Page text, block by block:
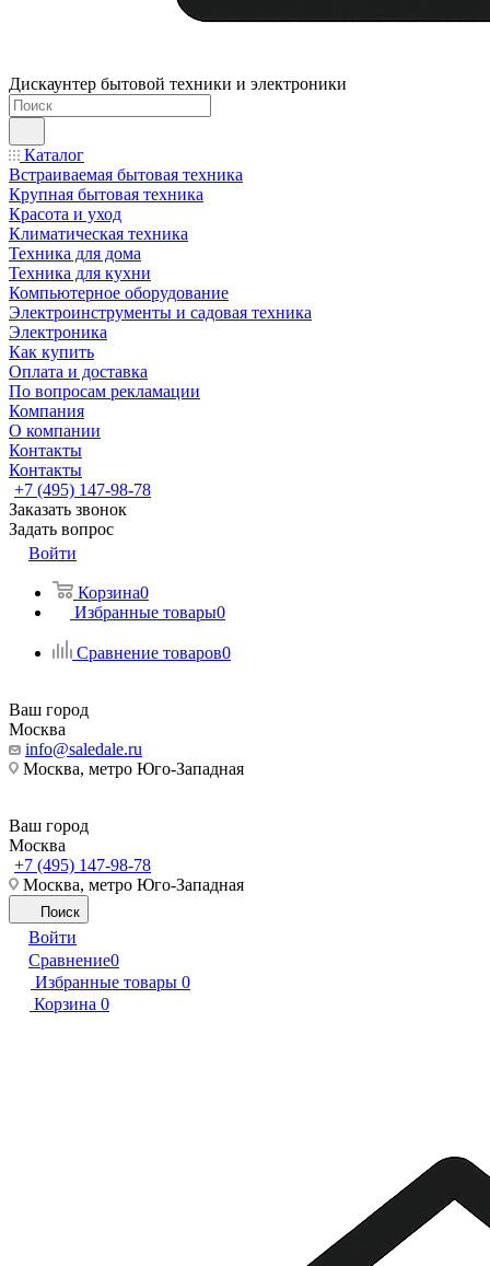
Дискаунтер бытовой техники и электроники
Каталог
Встраиваемая бытовая техника
Крупная бытовая техника
Красота и уход
Климатическая техника
Техника для дома
Техника для кухни
Компьютерное оборудование
Электроинструменты и садовая техника
Электроника
Как купить
Оплата и доставка
По вопросам рекламации
Компания
О компании
Контакты
Контакты
+7 (495) 147-98-78
Заказать звонок
Задать вопрос
Войти
Корзина0
Избранные товары0
Сравнение товаров0
Ваш город
Москва
info@saledale.ru
Москва, метро Юго-Западная
Ваш город
Москва
+7 (495) 147-98-78
Москва, метро Юго-Западная
Поиск
Войти
Сравнение0
Избранные товары 0
Корзина 0